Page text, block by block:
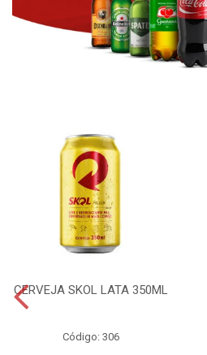
CERVEJA SKOL LATA 350ML
Código: 306